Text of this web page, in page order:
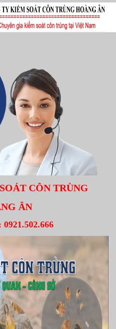
CÔN TRÙNG
ÂN
0921.502.666